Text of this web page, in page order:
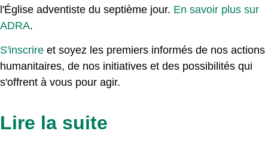
l'Église adventiste du septième jour. En savoir plus sur
ADRA.
S'inscrire et soyez les premiers informés de nos actions
humanitaires, de nos initiatives et des possibilités qui
s'offrent à vous pour agir.
Lire la suite